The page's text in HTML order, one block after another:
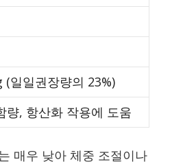
(일일권장량의 23%)
량, 항산화 작용에 도움
매우 낮아 체중 조절이나